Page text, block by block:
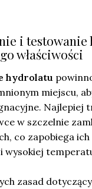
i testowanie
właściwości
hydrolatu
miejscu,
Najlepiej
w szczelnie
co zapobiega
i wysokiej
zasad